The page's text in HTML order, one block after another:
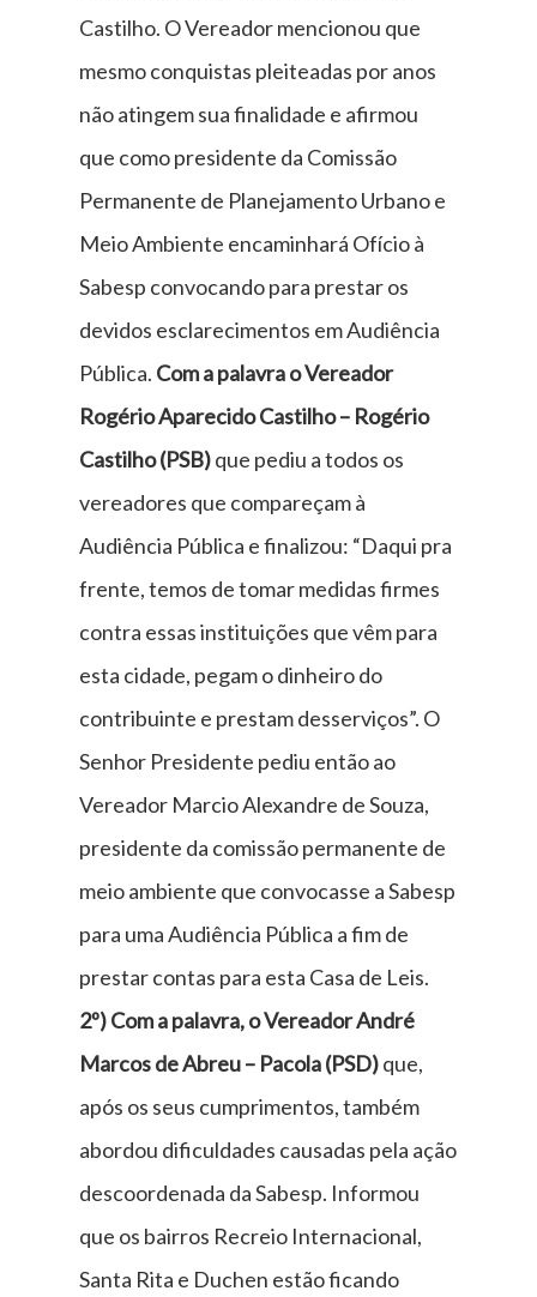
Castilho. O Vereador mencionou que
mesmo conquistas pleiteadas por anos
não atingem sua finalidade e afirmou
que como presidente da Comissão
Permanente de Planejamento Urbano e
Meio Ambiente encaminhará Ofício à
Sabesp convocando para prestar os
devidos esclarecimentos em Audiência
Pública. Com a palavra o Vereador
Rogério Aparecido Castilho – Rogério
Castilho (PSB)que pediu a todos os
vereadores que compareçam à
Audiência Pública e finalizou: “Daqui pra
frente, temos de tomar medidas firmes
contra essas instituições que vêm para
esta cidade, pegam o dinheiro do
contribuinte e prestam desserviços”. O
Senhor Presidente pediu então ao
Vereador Marcio Alexandre de Souza,
presidente da comissão permanente de
meio ambiente que convocasse a Sabesp
para uma Audiência Pública a fim de
prestar contas para esta Casa de Leis.
2º) Com a palavra, o Vereador André
Marcos de Abreu – Pacola (PSD)que,
após os seus cumprimentos, também
abordou dificuldades causadas pela ação
descoordenada da Sabesp. Informou
que os bairros Recreio Internacional,
Santa Rita e Duchen estão ficando